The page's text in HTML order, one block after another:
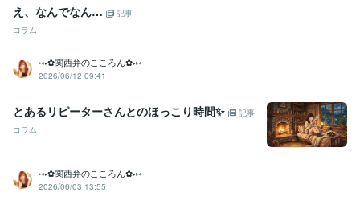
え、なんでなん…
記事
コラム
⑅⁠˖⁠✿⁠関西弁のこころん✿⁠⁠˖⁠⑅
2026/06/12 09:41
とあるリピーターさんとのほっこり時間✨️
記事
コラム
⑅⁠˖⁠✿⁠関西弁のこころん✿⁠⁠˖⁠⑅
2026/06/03 13:55